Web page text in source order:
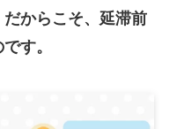
だからこそ、延滞前
す。